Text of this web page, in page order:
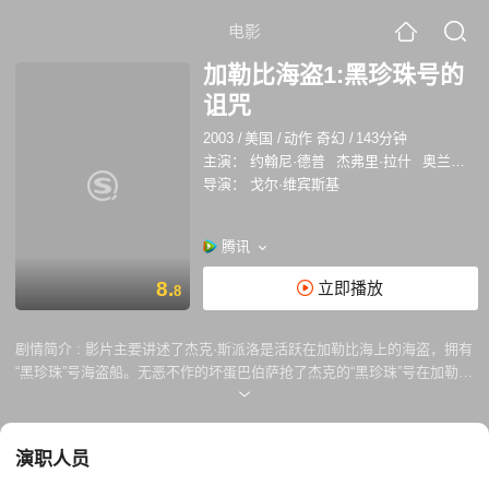
电影
8.8
加勒比海盗1:黑珍珠号的
诅咒
2003 / 美国 / 动作 奇幻 / 143分钟
主演：
约翰尼·德普 杰弗里·拉什
奥兰多·布鲁姆
导演：
戈尔·维宾斯基
腾讯
立即播放
剧情简介 : 影片主要讲述了杰克·斯派洛是活跃在加勒比海上的海盗，拥有
“黑珍珠”号海盗船。无恶不作的坏蛋巴伯萨抢了杰克的“黑珍珠”号在加勒比
海横行霸道。巴伯萨一伙绑架了总督的女儿伊莉莎白·斯旺和铁匠学徒威尔
演职人员